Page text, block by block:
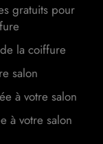
gratuits pour
la coiffure
salon
à votre salon
à votre salon